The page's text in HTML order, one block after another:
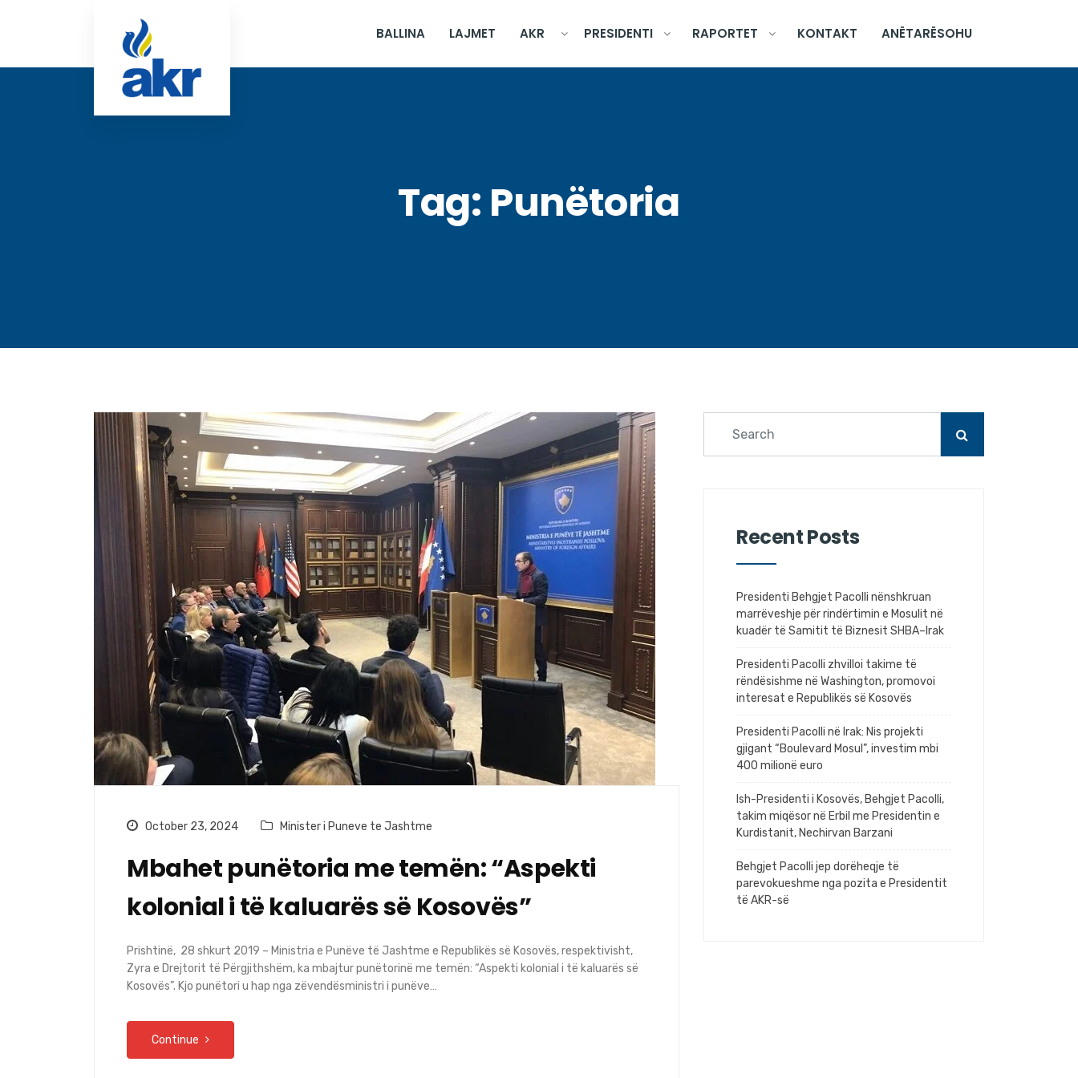
BALLINA LAJMET AKR PRESIDENTI RAPORTET KONTAKT ANËTARËSOHU
Tag: Punëtoria
October 23, 2024 Minister i Puneve te Jashtme
Mbahet punëtoria me temën: “Aspekti
kolonial i të kaluarës së Kosovës”
Prishtinë, 28 shkurt 2019 – Ministria e Punëve të Jashtme e Republikës së Kosovës, respektivisht,
Zyra e Drejtorit të Përgjithshëm, ka mbajtur punëtorinë me temën: “Aspekti kolonial i të kaluarës së
Kosovës”. Kjo punëtori u hap nga zëvendësministri i punëve…
Continue
Recent Posts
Presidenti Behgjet Pacolli nënshkruan
marrëveshje për rindërtimin e Mosulit në
kuadër të Samitit të Biznesit SHBA–Irak
Presidenti Pacolli zhvilloi takime të
rëndësishme në Washington, promovoi
interesat e Republikës së Kosovës
Presidenti Pacolli në Irak: Nis projekti
gjigant “Boulevard Mosul”, investim mbi
400 milionë euro
Ish-Presidenti i Kosovës, Behgjet Pacolli,
takim miqësor në Erbil me Presidentin e
Kurdistanit, Nechirvan Barzani
Behgjet Pacolli jep dorëheqje të
parevokueshme nga pozita e Presidentit
të AKR-së